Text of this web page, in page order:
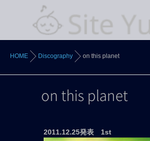
HOME Discography on this planet
on this planet
2011.12.25発表 1st